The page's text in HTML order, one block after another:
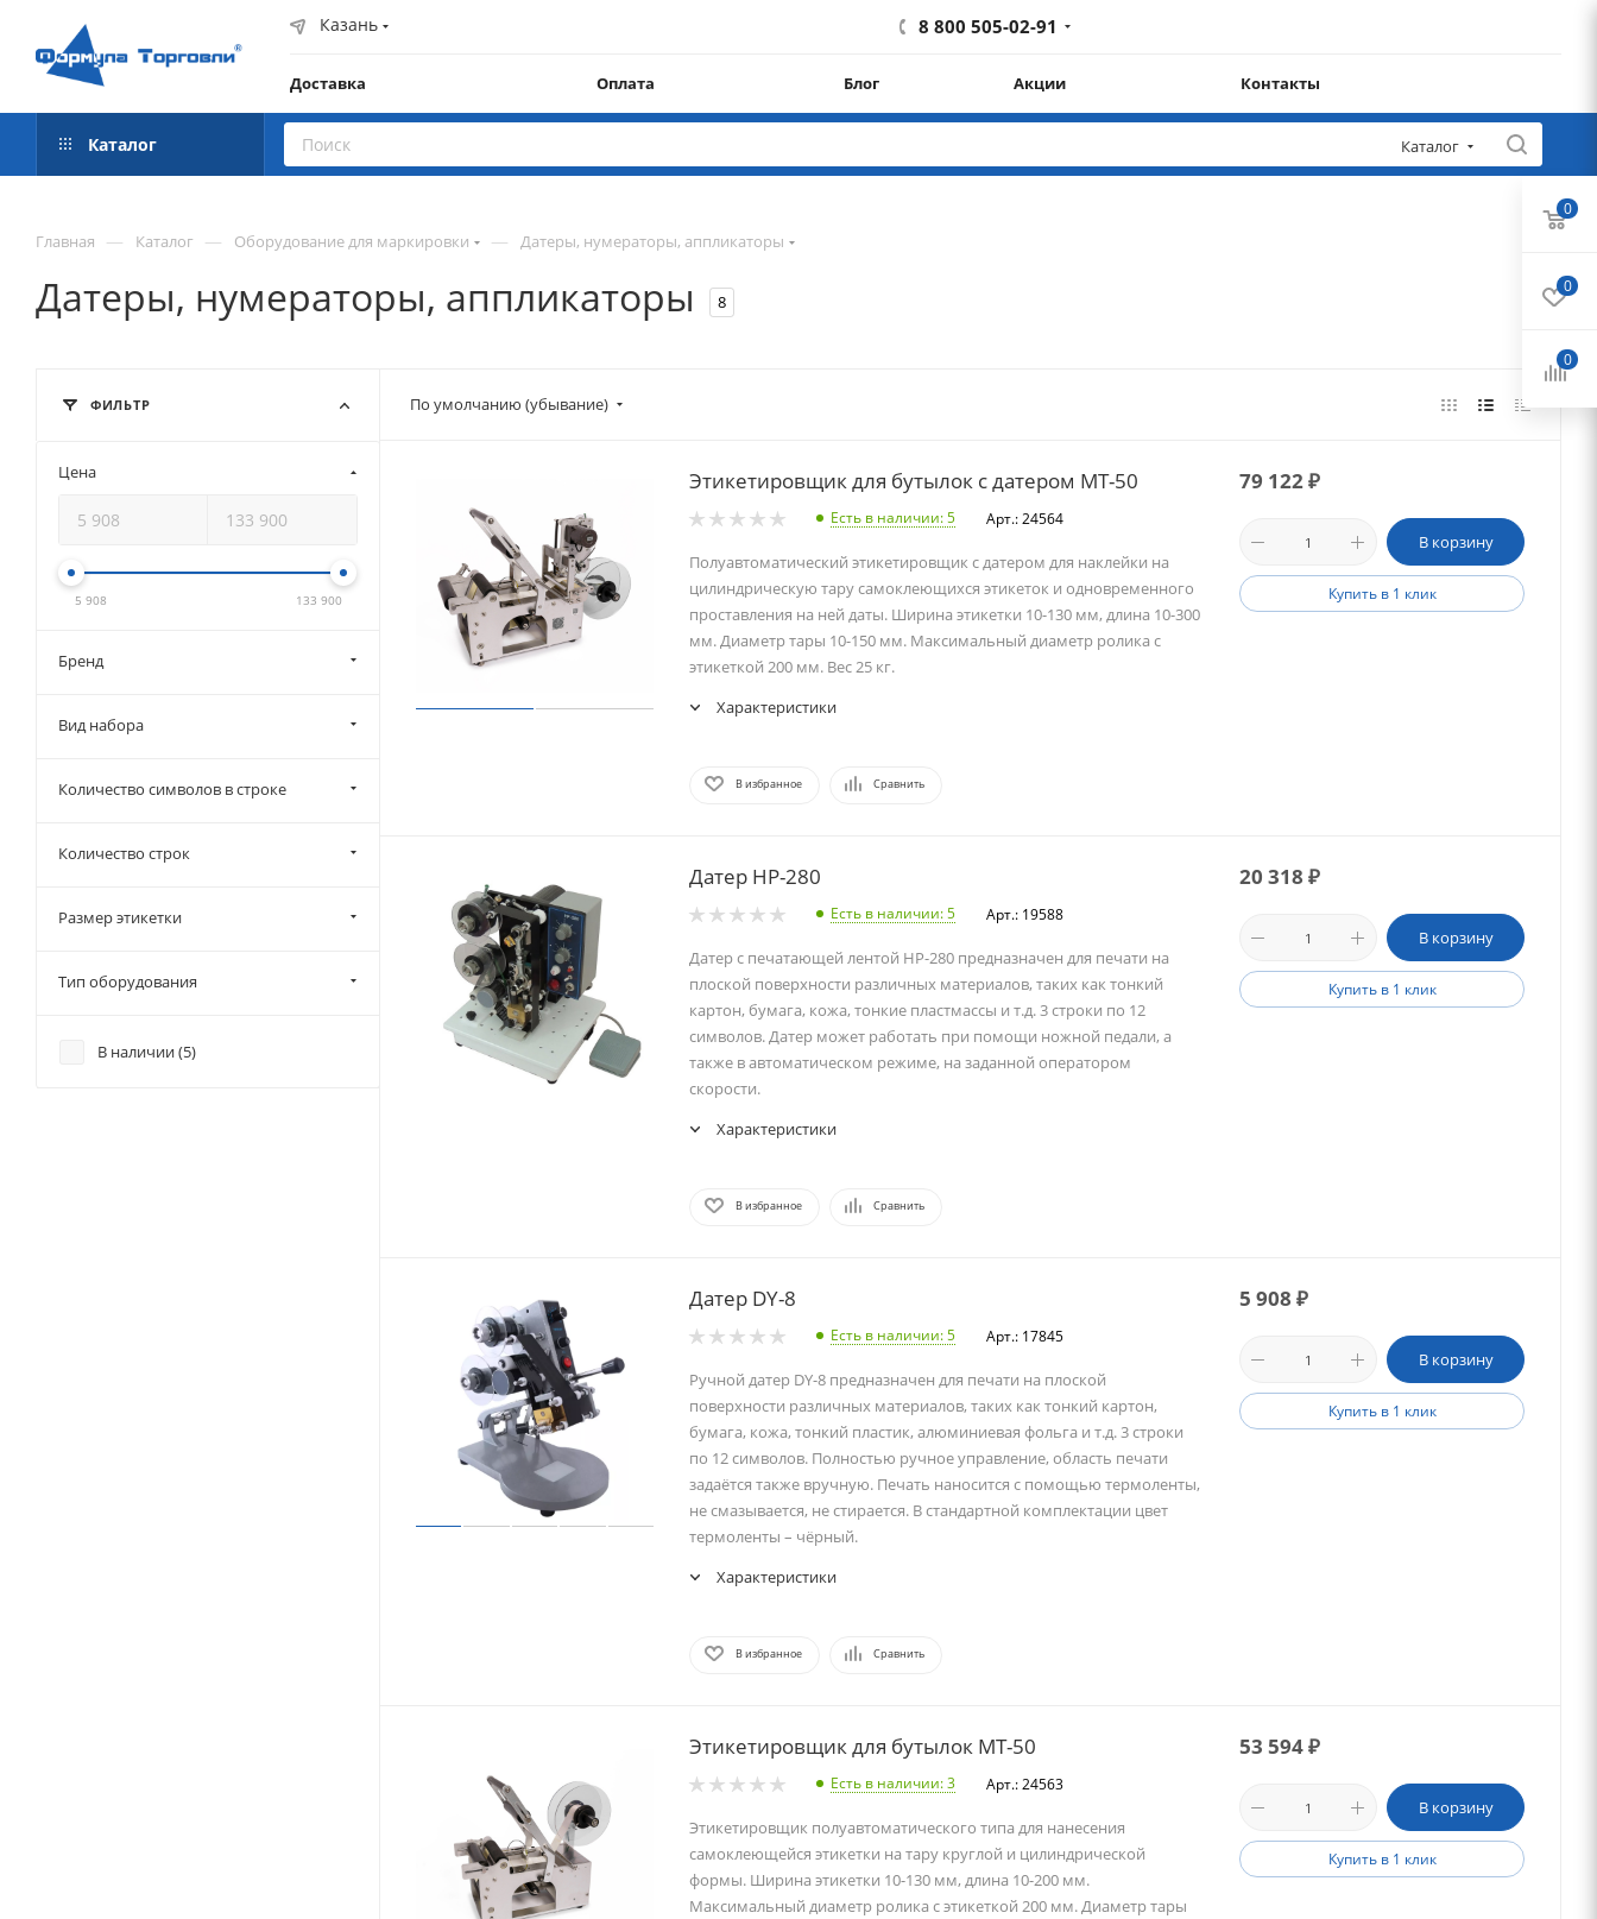
Казань 8 800 505-02-91
Доставка Оплата Блог Акции Контакты
Каталог Каталог
Главная — Каталог — Оборудование для маркировки — Датеры, нумераторы, аппликаторы
Датеры, нумераторы, аппликаторы 8
По умолчанию (убывание)
Этикетировщик для бутылок с датером MT-50
Есть в наличии: 5 Арт.: 24564
Полуавтоматический этикетировщик с датером для наклейки на
цилиндрическую тару самоклеющихся этикеток и одновременного
проставления на ней даты. Ширина этикетки 10-130 мм, длина 10-300
мм. Диаметр тары 10-150 мм. Максимальный диаметр ролика с
этикеткой 200 мм. Вес 25 кг.
Характеристики
В избранное Сравнить
79 122₽
В корзину
Купить в 1 клик
Датер HP-280
Есть в наличии: 5 Арт.: 19588
Датер с печатающей лентой HP-280 предназначен для печати на
плоской поверхности различных материалов, таких как тонкий
картон, бумага, кожа, тонкие пластмассы и т.д. 3 строки по 12
символов. Датер может работать при помощи ножной педали, а
также в автоматическом режиме, на заданной оператором
скорости.
Характеристики
В избранное Сравнить
20 318 ₽
В корзину
Купить в 1 клик
Датер DY-8
Есть в наличии: 5 Арт.: 17845
Ручной датер DY-8 предназначен для печати на плоской
поверхности различных материалов, таких как тонкий картон,
бумага, кожа, тонкий пластик, алюминиевая фольга и т.д. 3 строки
по 12 символов. Полностью ручное управление, область печати
задаётся также вручную. Печать наносится с помощью термоленты,
не смазывается, не стирается. В стандартной комплектации цвет
термоленты – чёрный.
Характеристики
В избранное Сравнить
5 908 ₽
В корзину
Купить в 1 клик
Этикетировщик для бутылок MT-50
Есть в наличии: 3 Арт.: 24563
Этикетировщик полуавтоматического типа для нанесения
самоклеющейся этикетки на тару круглой и цилиндрической
формы. Ширина этикетки 10-130 мм, длина 10-200 мм.
Максимальный диаметр ролика с этикеткой 200 мм. Диаметр тары
53 594₽
В корзину
Купить в 1 клик
ФИЛЬТР
Цена
5 908 133 900
Бренд
Вид набора
Количество символов в строке
Количество строк
Размер этикетки
Тип оборудования
В наличии (5)
0
0
0